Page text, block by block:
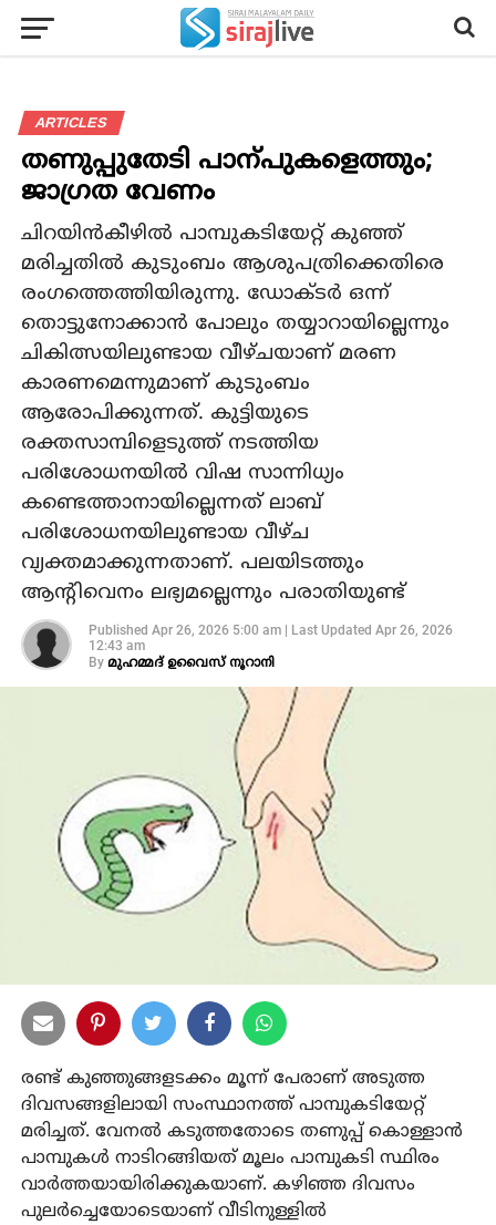
ARTICLES
തണുപ്പുതേടി പാന്പുകളെത്തും;
ജാഗ്രത വേണം
ചിറയിൻകീഴിൽ പാമ്പുകടിയേറ്റ് കുഞ്ഞ്
മരിച്ചതിൽ കുടുംബം ആശുപത്രിക്കെതിരെ
രംഗത്തെത്തിയിരുന്നു. ഡോക്ടർ ഒന്ന്
തൊട്ടുനോക്കാൻ പോലും തയ്യാറായില്ലെന്നും
ചികിത്സയിലുണ്ടായ വീഴ്ചയാണ് മരണ
കാരണമെന്നുമാണ് കുടുംബം
ആരോപിക്കുന്നത്. കുട്ടിയുടെ
രക്തസാമ്പിളെടുത്ത് നടത്തിയ
പരിശോധനയിൽ വിഷ സാന്നിധ്യം
കണ്ടെത്താനായില്ലെന്നത് ലാബ്
പരിശോധനയിലുണ്ടായ വീഴ്ച
വ്യക്തമാക്കുന്നതാണ്. പലയിടത്തും
ആന്റിവെനം ലഭ്യമല്ലെന്നും പരാതിയുണ്ട്
Published Apr 26, 2026 5:00 am| Last Updated Apr 26, 2026
12:43 am
By മുഹമ്മദ്‌ ഉവൈസ് നൂറാനി
രണ്ട് കുഞ്ഞുങ്ങളടക്കം മൂന്ന് പേരാണ് അടുത്ത
ദിവസങ്ങളിലായി സംസ്ഥാനത്ത് പാമ്പുകടിയേറ്റ്
മരിച്ചത്. വേനൽ കടുത്തതോടെ തണുപ്പ് കൊള്ളാൻ
പാമ്പുകൾ നാടിറങ്ങിയത് മൂലം പാമ്പുകടി സ്ഥിരം
വാർത്തയായിരിക്കുകയാണ്. കഴിഞ്ഞ ദിവസം
പുലർച്ചെയോടെയാണ് വീടിനുള്ളിൽ